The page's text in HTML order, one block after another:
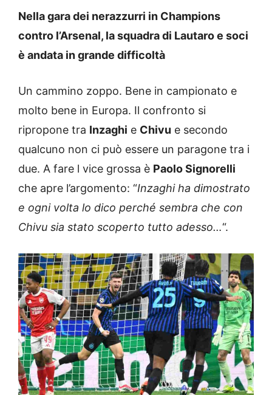
Nella gara dei nerazzurri in Champions
contro l’Arsenal, la squadra di Lautaro e soci
è andata in grande difficoltà
Un cammino zoppo. Bene in campionato e
molto bene in Europa. Il confronto si
ripropone tra Inzaghi e Chivu e secondo
qualcuno non ci può essere un paragone tra i
due. A fare l vice grossa è Paolo Signorelli
che apre l’argomento: “Inzaghi ha dimostrato
e ogni volta lo dico perché sembra che con
Chivu sia stato scoperto tutto adesso…“.